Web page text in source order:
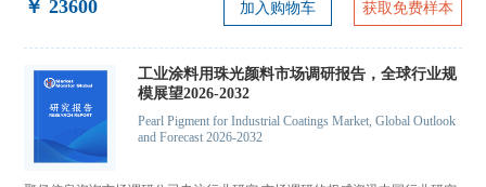
￥ 23600 加入购物车 获取免费样本
工业涂料用珠光颜料市场调研报告，全球行业规
模展望2026-2032
Pearl Pigment for Industrial Coatings Market, Global Outlook
and Forecast 2026-2032